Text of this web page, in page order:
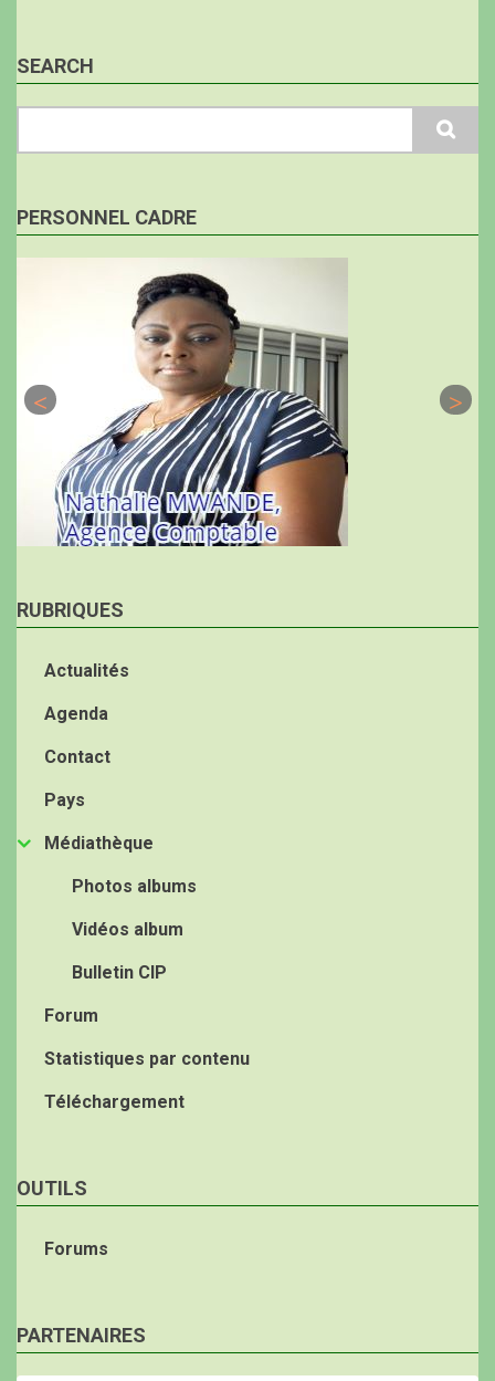
SEARCH
PERSONNEL CADRE
RUBRIQUES
Actualités
Agenda
Contact
Pays
Médiathèque
Photos albums
Vidéos album
Bulletin CIP
Forum
Statistiques par contenu
Téléchargement
OUTILS
Forums
PARTENAIRES